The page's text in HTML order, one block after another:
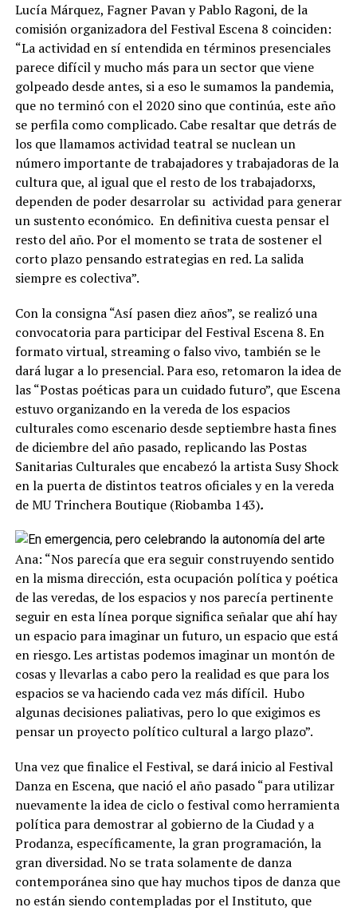
Lucía Márquez, Fagner Pavan y Pablo Ragoni, de la
comisión organizadora del Festival Escena 8 coinciden:
“La actividad en sí entendida en términos presenciales
parece difícil y mucho más para un sector que viene
golpeado desde antes, si a eso le sumamos la pandemia,
que no terminó con el 2020 sino que continúa, este año
se perfila como complicado. Cabe resaltar que detrás de
los que llamamos actividad teatral se nuclean un
número importante de trabajadores y trabajadoras de la
cultura que, al igual que el resto de los trabajadorxs,
dependen de poder desarrolar su actividad para generar
un sustento económico. En definitiva cuesta pensar el
resto del año. Por el momento se trata de sostener el
corto plazo pensando estrategias en red. La salida
siempre es colectiva”.
Con la consigna “Así pasen diez años”, se realizó una
convocatoria para participar del Festival Escena 8. En
formato virtual, streaming o falso vivo, también se le
dará lugar a lo presencial. Para eso, retomaron la idea de
las “Postas poéticas para un cuidado futuro”, que Escena
estuvo organizando en la vereda de los espacios
culturales como escenario desde septiembre hasta fines
de diciembre del año pasado, replicando las Postas
Sanitarias Culturales que encabezó la artista Susy Shock
en la puerta de distintos teatros oficiales y en la vereda
de MU Trinchera Boutique (Riobamba 143).
Ana: “Nos parecía que era seguir construyendo sentido
en la misma dirección, esta ocupación política y poética
de las veredas, de los espacios y nos parecía pertinente
seguir en esta línea porque significa señalar que ahí hay
un espacio para imaginar un futuro, un espacio que está
en riesgo. Les artistas podemos imaginar un montón de
cosas y llevarlas a cabo pero la realidad es que para los
espacios se va haciendo cada vez más difícil. Hubo
algunas decisiones paliativas, pero lo que exigimos es
pensar un proyecto político cultural a largo plazo”.
Una vez que finalice el Festival, se dará inicio al Festival
Danza en Escena, que nació el año pasado “para utilizar
nuevamente la idea de ciclo o festival como herramienta
política para demostrar al gobierno de la Ciudad y a
Prodanza, específicamente, la gran programación, la
gran diversidad. No se trata solamente de danza
contemporánea sino que hay muchos tipos de danza que
no están siendo contempladas por el Instituto, que